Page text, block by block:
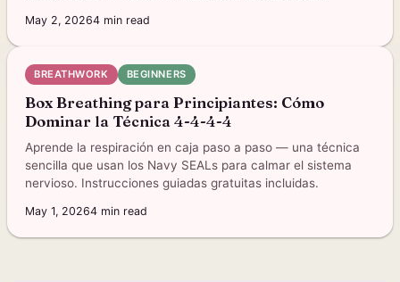
May 2, 20264 min read
BREATHWORK BEGINNERS
Box Breathing para Principiantes: Cómo
Dominar la Técnica 4-4-4-4
Aprende la respiración en caja paso a paso — una técnica
sencilla que usan los Navy SEALs para calmar el sistema
nervioso. Instrucciones guiadas gratuitas incluidas.
May 1, 20264 min read